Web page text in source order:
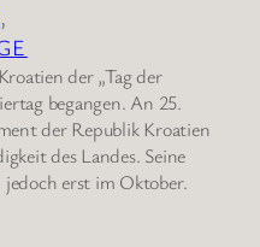
der „Tag der
begangen. An 25.
der Republik Kroatien
des Landes. Seine
erst im Oktober.